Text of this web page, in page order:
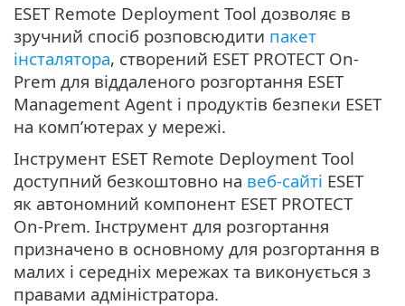
ESET Remote Deployment Tool дозволяє в
зручний спосіб розповсюдити пакет
інсталятора, створений ESET PROTECT On-
Prem для віддаленого розгортання ESET
Management Agent і продуктів безпеки ESET
на комп’ютерах у мережі.
Інструмент ESET Remote Deployment Tool
доступний безкоштовно на веб-сайті ESET
як автономний компонент ESET PROTECT
On-Prem. Інструмент для розгортання
призначено в основному для розгортання в
малих і середніх мережах та виконується з
правами адміністратора.